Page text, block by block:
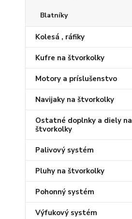
Blatníky
Kolesá , ráfiky
Kufre na štvorkolky
Motory a príslušenstvo
Navijaky na štvorkolky
Ostatné doplnky a diely na
štvorkolky
Palivový systém
Pluhy na štvorkolky
Pohonný systém
Výfukový systém